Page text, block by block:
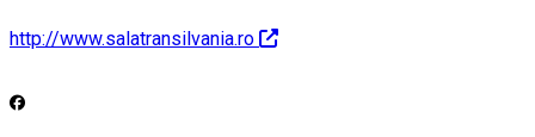
http://www.salatransilvania.ro